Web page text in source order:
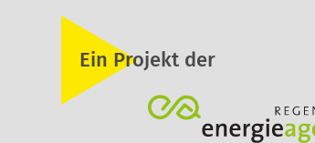
Ein Projekt der